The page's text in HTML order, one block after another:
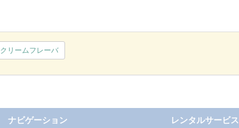
クリームフレーバ
ナビゲーション レンタルサービス